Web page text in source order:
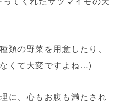
類の野菜を用意したり、
くて大変ですよね…)
に、心もお腹も満たされ